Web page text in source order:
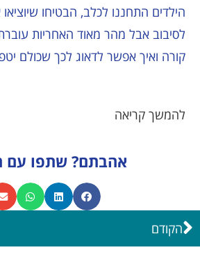
הילדים התחננו לכלב, הבטיחו שיוציאו
לסיבוב אבל מהר מאוד האחריות
קורה ואיך אפשר לדאוג לכך שכולם
להמשך קריאה
אהבתם? שתפו עם
הקודם